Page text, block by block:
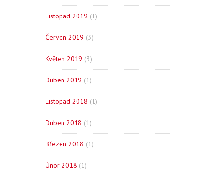
Listopad 2019 (1)
Červen 2019 (3)
Květen 2019 (3)
Duben 2019 (1)
Listopad 2018 (1)
Duben 2018 (1)
Březen 2018 (1)
Únor 2018 (1)